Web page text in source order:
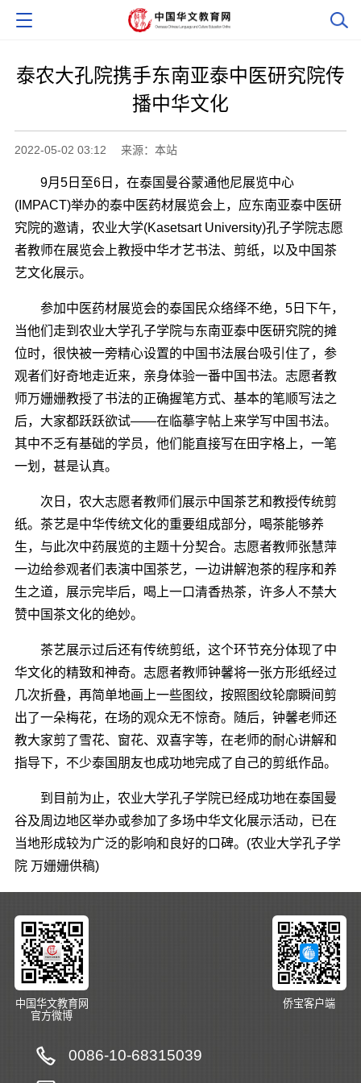
泰农大孔院携手东南亚泰中医研究院传
播中华文化
2022-05-02 03:12 来源：本站
9月5日至6日，在泰国曼谷蒙通他尼展览中心
(IMPACT)举办的泰中医药材展览会上，应东南亚泰中医研
究院的邀请，农业大学(Kasetsart University)孔子学院志愿
者教师在展览会上教授中华才艺书法、剪纸，以及中国茶
艺文化展示。
参加中医药材展览会的泰国民众络绎不绝，5日下午，
当他们走到农业大学孔子学院与东南亚泰中医研究院的摊
位时，很快被一旁精心设置的中国书法展台吸引住了，参
观者们好奇地走近来，亲身体验一番中国书法。志愿者教
师万姗姗教授了书法的正确握笔方式、基本的笔顺写法之
后，大家都跃跃欲试――在临摹字帖上来学写中国书法。
其中不乏有基础的学员，他们能直接写在田字格上，一笔
一划，甚是认真。
次日，农大志愿者教师们展示中国茶艺和教授传统剪
纸。茶艺是中华传统文化的重要组成部分，喝茶能够养
生，与此次中药展览的主题十分契合。志愿者教师张慧萍
一边给参观者们表演中国茶艺，一边讲解泡茶的程序和养
生之道，展示完毕后，喝上一口清香热茶，许多人不禁大
赞中国茶文化的绝妙。
茶艺展示过后还有传统剪纸，这个环节充分体现了中
华文化的精致和神奇。志愿者教师钟馨将一张方形纸经过
几次折叠，再简单地画上一些图纹，按照图纹轮廓瞬间剪
出了一朵梅花，在场的观众无不惊奇。随后，钟馨老师还
教大家剪了雪花、窗花、双喜字等，在老师的耐心讲解和
指导下，不少泰国朋友也成功地完成了自己的剪纸作品。
到目前为止，农业大学孔子学院已经成功地在泰国曼
谷及周边地区举办或参加了多场中华文化展示活动，已在
当地形成较为广泛的影响和良好的口碑。(农业大学孔子学
院 万姗姗供稿)
中国华文教育网
官方微博
侨宝客户端
0086-10-68315039